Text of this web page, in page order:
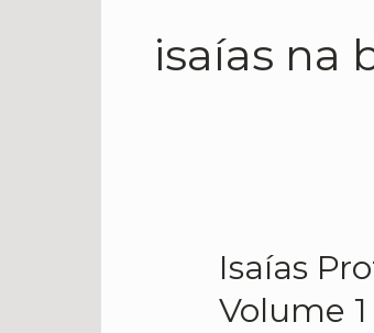
isaías na
Isaías
Volume 1
Isaías
Profetizou